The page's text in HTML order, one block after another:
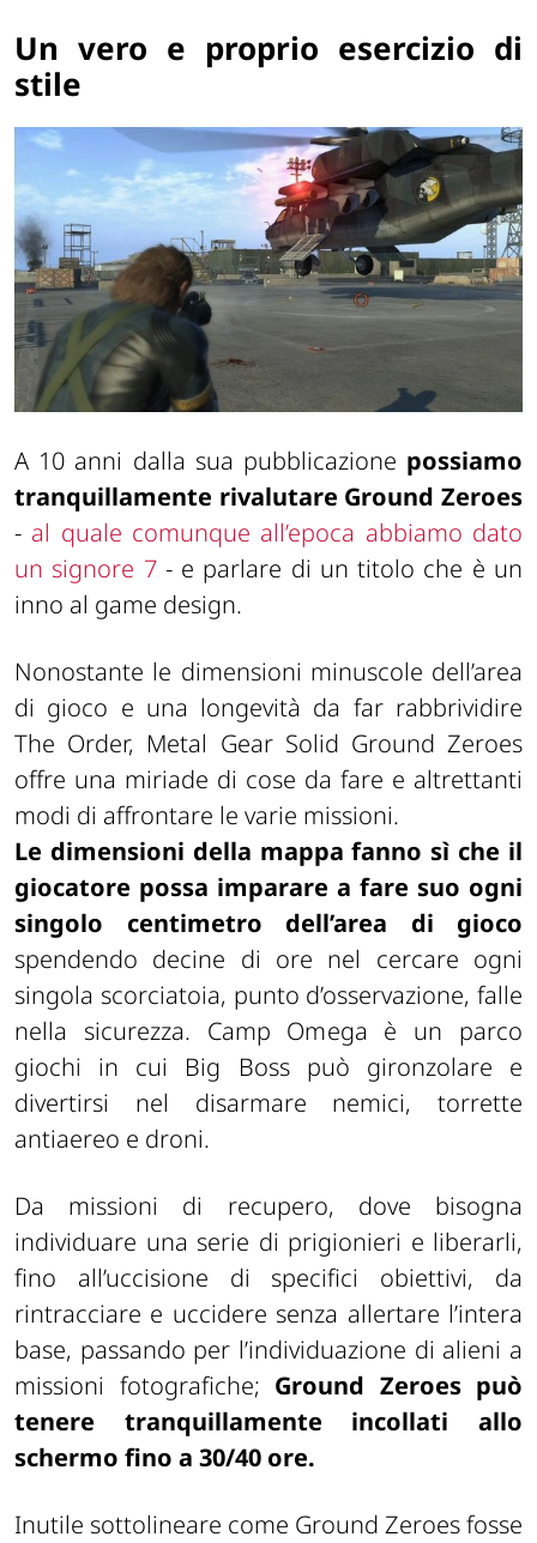
Un vero e proprio esercizio di
stile
A 10 anni dalla sua pubblicazione possiamo
tranquillamente rivalutare Ground Zeroes
- al quale comunque all’epoca abbiamo dato
un signore 7- e parlare di un titolo che è un
inno al game design.
Nonostante le dimensioni minuscole dell’area
di gioco e una longevità da far rabbrividire
The Order, Metal Gear Solid Ground Zeroes
offre una miriade di cose da fare e altrettanti
modi di affrontare le varie missioni.
Le dimensioni della mappa fanno sì che il
giocatore possa imparare a fare suo ogni
singolo centimetro dell’area di gioco
spendendo decine di ore nel cercare ogni
singola scorciatoia, punto d’osservazione, falle
nella sicurezza. Camp Omega è un parco
giochi in cui Big Boss può gironzolare e
divertirsi nel disarmare nemici, torrette
antiaereo e droni.
Da missioni di recupero, dove bisogna
individuare una serie di prigionieri e liberarli,
fino all’uccisione di specifici obiettivi, da
rintracciare e uccidere senza allertare l’intera
base, passando per l’individuazione di alieni a
missioni fotografiche; Ground Zeroes può
tenere tranquillamente incollati allo
schermo fino a 30/40 ore.
Inutile sottolineare come Ground Zeroes fosse